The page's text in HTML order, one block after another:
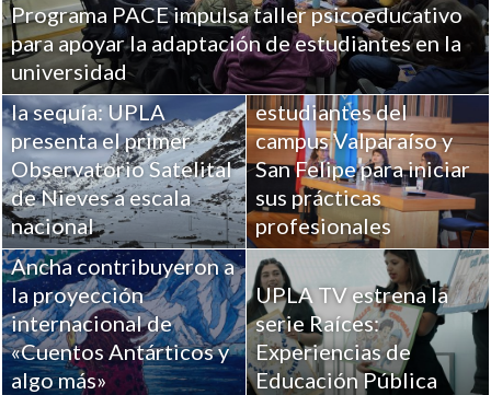
Programa PACE impulsa taller psicoeducativo
para apoyar la adaptación de estudiantes en la
universidad
Ciencia para combatir
la sequía: UPLA
presenta el primer
Observatorio Satelital
de Nieves a escala
nacional
UPLA entrega
herramientas clave a
más de 100
estudiantes del
campus Valparaíso y
San Felipe para iniciar
sus prácticas
profesionales
Académicos de la
Universidad de Playa
Ancha contribuyeron a
la proyección
internacional de
«Cuentos Antárticos y
algo más»
UPLA TV estrena la
serie Raíces:
Experiencias de
Educación Pública